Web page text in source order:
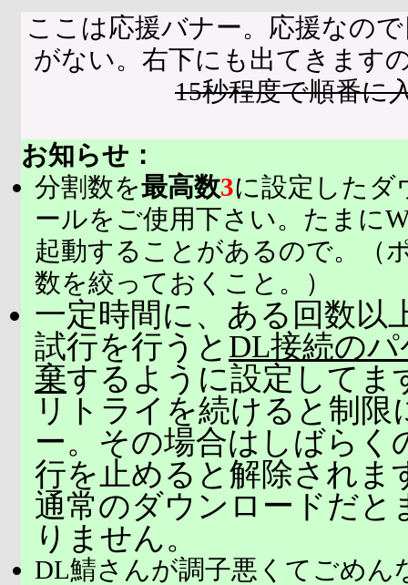
ここは応援バナー。応援なの
がない。右下にも出てきます
15秒程度で順番に
お知らせ：
分割数を最高数3に設定したダ
ールをご使用下さい。たまに
起動することがあるので。（
数を絞っておくこと。）
一定時間に、ある回数以
試行を行うと DL接続の
棄するように設定してま
リトライを続けると制限
ー。その場合はしばらく
行を止めると解除されま
通常のダウンロードだと
りません。
DL鯖さんが調子悪くてごめん